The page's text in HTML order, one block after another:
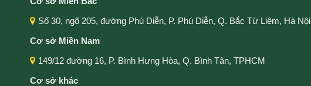
Số 30, ngõ 205, đường Phú Diễn, P. Phú Diễn, Q. Bắc Từ Liêm, Hà Nội
Cơ sở Miền Nam
149/12 đường 16, P. Bình Hưng Hòa, Q. Bình Tân, TPHCM
Cơ sở khác